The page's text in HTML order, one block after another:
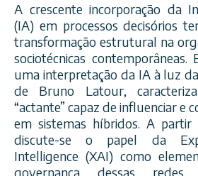
A crescente incorporação da
(IA) em processos decisórios
transformação estrutural na
sociotécnicas
uma interpretação da IA à luz
de Bruno Latour,
“actante” capaz de influenciar e
em sistemas híbridos. A partir
discute-se o papel da
Intelligence (XAI) como
governança dessas